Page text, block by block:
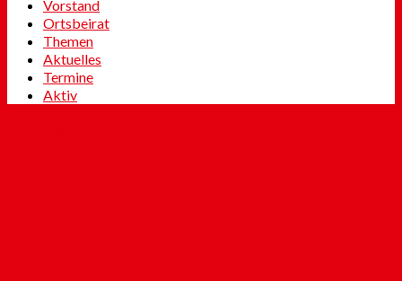
Vorstand
Ortsbeirat
Themen
Aktuelles
Termine
Aktiv